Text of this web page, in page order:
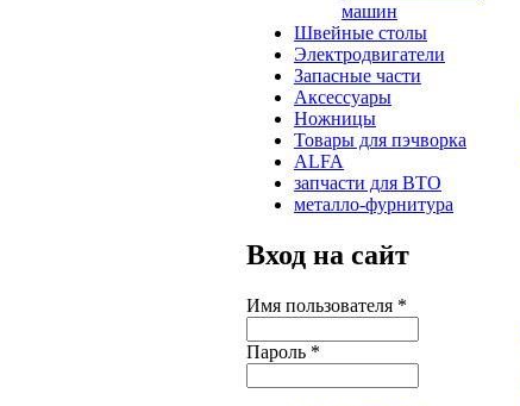
машин
Швейные столы
Электродвигатели
Запасные части
Аксессуары
Ножницы
Товары для пэчворка
ALFA
запчасти для ВТО
металло-фурнитура
Вход на сайт
Имя пользователя *
Пароль *